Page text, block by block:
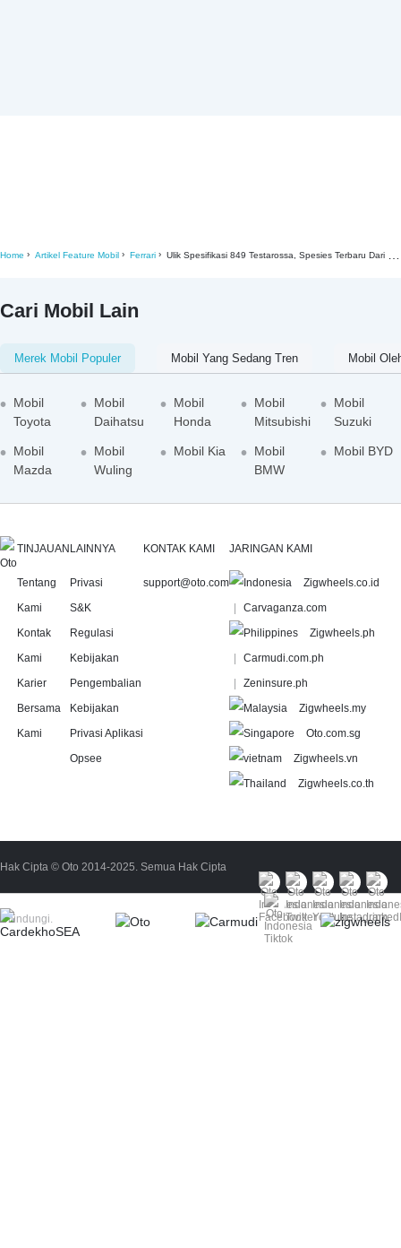
Home Artikel Feature Mobil Ferrari Ulik Spesifikasi 849 Testarossa, Spesies Terbaru Dari Ferrari
Cari Mobil Lain
Merek Mobil Populer Mobil Yang Sedang Tren Mobil
Mobil
Toyota
Mobil
Daihatsu
Mobil
Honda
Mobil
Mitsubishi
Mobil
Suzuki
Mobil
Mazda
Mobil
Wuling
Mobil Kia
Mobil
BMW
Mobil BYD
TINJAUAN
Tentang
Kami
Kontak
Kami
Karier
Bersama
Kami
LAINNYA
Privasi
S&K
Regulasi
Kebijakan
Pengembalian
Kebijakan
Privasi Aplikasi
Opsee
KONTAK KAMI
support@oto.com
JARINGAN KAMI
Zigwheels.co.id
Carvaganza.com
Zigwheels.ph
Carmudi.com.ph
Zeninsure.ph
Zigwheels.my
Oto.com.sg
Zigwheels.vn
Zigwheels.co.th
Hak Cipta © Oto 2014-2025. Semua Hak Cipta
Dilindungi.